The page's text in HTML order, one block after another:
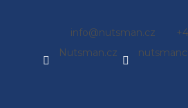
info@nutsman.cz
Nutsman.cz